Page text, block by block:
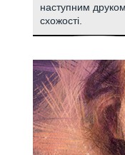
наступним
схожості.